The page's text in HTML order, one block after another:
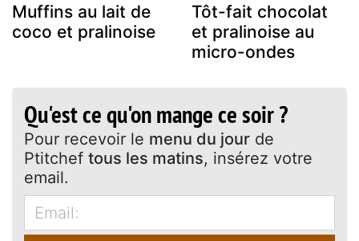
Muffins au lait de
coco et pralinoise
Tôt-fait chocolat
et pralinoise au
micro-ondes
Qu'est ce qu'on mange ce soir ?
Pour recevoir le menu du jour de
Ptitchef tous les matins, insérez votre
email.